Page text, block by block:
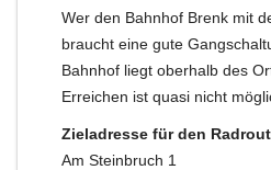
Wer den Bahnhof Brenk mit
braucht eine gute
Bahnhof liegt oberhalb des
Erreichen ist quasi nicht
Zieladresse für den
Am Steinbruch 1